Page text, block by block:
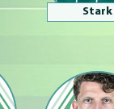
Stark